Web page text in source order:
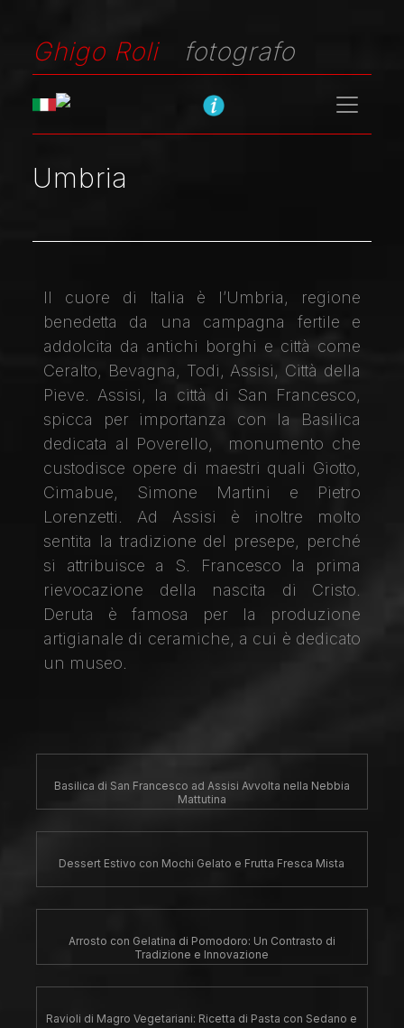
Ghigo Roli fotografo
Umbria
Il cuore di Italia è l’Umbria, regione
benedetta da una campagna fertile e
addolcita da antichi borghi e città come
Ceralto, Bevagna, Todi, Assisi, Città della
Pieve. Assisi, la città di San Francesco,
spicca per importanza con la Basilica
dedicata al Poverello, monumento che
custodisce opere di maestri quali Giotto,
Cimabue, Simone Martini e Pietro
Lorenzetti. Ad Assisi è inoltre molto
sentita la tradizione del presepe, perché
si attribuisce a S. Francesco la prima
rievocazione della nascita di Cristo.
Deruta è famosa per la produzione
artigianale di ceramiche, a cui è dedicato
un museo.
Basilica di San Francesco ad Assisi Avvolta nella Nebbia
Mattutina
Dessert Estivo con Mochi Gelato e Frutta Fresca Mista
Arrosto con Gelatina di Pomodoro: Un Contrasto di
Tradizione e Innovazione
Ravioli di Magro Vegetariani: Ricetta di Pasta con Sedano e